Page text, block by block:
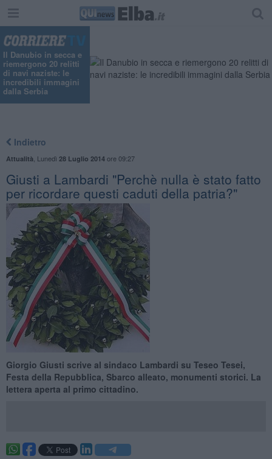
Il Danubio in secca e
riemergono 20 relitti
di navi naziste: le
incredibili immagini
dalla Serbia
Indietro
Attualità Lunedì 28 Luglio 2014ore 09:27
Giusti a Lambardi "Perchè nulla è stato fatto
per ricordare questi caduti della patria?"
Giorgio Giusti scrive al sindaco Lambardi su Teseo Tesei,
Festa della Repubblica, Sbarco alleato, monumenti storici. La
lettera aperta al primo cittadino.